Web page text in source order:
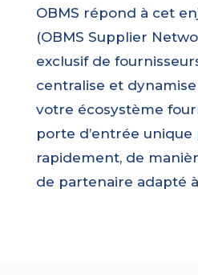
OBMS répond à cet
(OBMS Supplier
exclusif de
centralise et
votre écosystème
porte d’entrée
rapidement, de
de partenaire adapté